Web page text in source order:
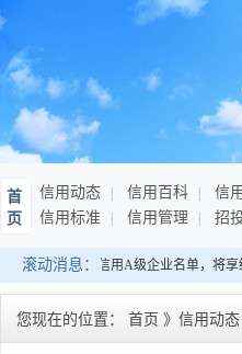
首
页
信用动态 信用百科 信
信用标准
信用管理 招
滚动消息：
连续10年纳税信用A级企业名单，将享
您现在的位置： 首页 》 信用动态